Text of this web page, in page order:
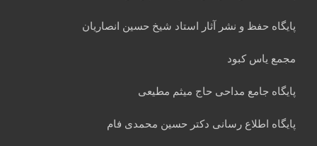
پایگاه حفظ و نشر آثار استاد شیخ حسین انصاریان
مجمع یاس کبود
پایگاه جامع مداحی حاج میثم مطیعی
پایگاه اطلاع رسانی دکتر حسین محمدی فام